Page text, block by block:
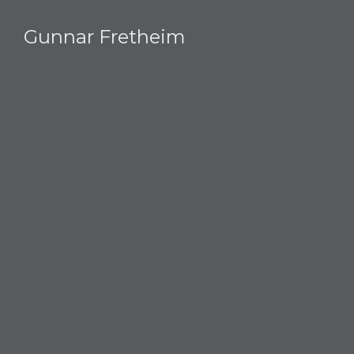
Gunnar Fretheim